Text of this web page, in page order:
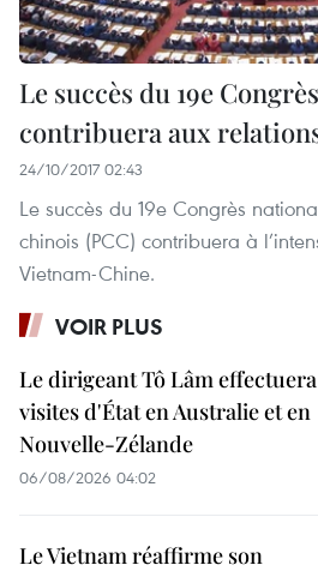
Le succès du 19e
contribuera aux
24/10/2017 02:43
Le succès du 19e Congrès
chinois (PCC) contribuera à
Vietnam-Chine.
VOIR PLUS
Le dirigeant Tô Lâm
visites d'État en Australie et en
Nouvelle-Zélande
06/08/2026 04:02
Le Vietnam réaffirme son